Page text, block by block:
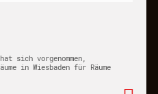
sich vorgenommen,
in Wiesbaden für Räume